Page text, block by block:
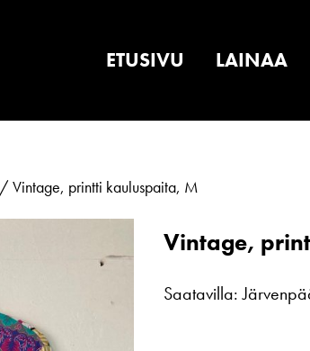
ETUSIVU LAINAA
/ Vintage, printti kauluspaita, M
Vintage,
Saatavilla: